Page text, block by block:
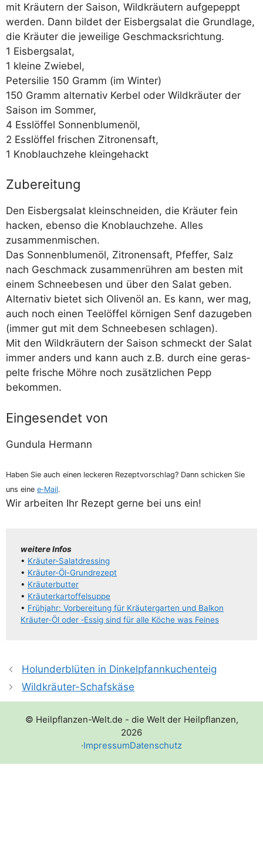
mit Kräu­tern der Sai­son, Wild­kräu­tern auf­ge­peppt
wer­den. Dann bil­det der Eis­berg­sa­lat die Grund­la­ge,
die Kräu­ter die jewei­li­ge Geschmacksrichtung.
1 Eisbergsalat,
1 klei­ne Zwiebel,
Peter­si­lie 150 Gramm (im Winter)
150 Gramm alter­na­tiv Ker­bel oder Wild­kräu­ter der
Sai­son im Sommer,
4 Ess­löf­fel Sonnenblumenöl,
2 Ess­löf­fel fri­schen Zitronensaft,
1 Knob­lauch­ze­he kleingehackt
Zubereitung
Den Eis­berg­sa­lat klein­schnei­den, die Kräu­ter fein
hacken, eben­so die Knob­lauch­ze­he. Alles
zusammenmischen.
Das Son­nen­blu­men­öl, Zitro­nen­saft, Pfef­fer, Salz
nach Geschmack zusam­men­rüh­ren am bes­ten mit
einem Schnee­be­sen und über den Salat geben.
Alter­na­tiv bie­tet sich Oli­ven­öl an. Es kann, wer mag,
auch noch einen Tee­löf­fel kör­ni­gen Senf dazu­ge­ben
(immer gut mit dem Schnee­be­sen schlagen).
Mit den Wild­kräu­tern der Sai­son schmeckt der Salat
immer anders und kann auch z.B. durch eine geras­
pel­te fri­sche Möh­re noch zusätz­li­chen Pepp
bekommen.
Eingesendet von
Gun­du­la Hermann
Haben Sie auch einen lecke­ren Rezept­vor­schlag? Dann schi­cken Sie
uns eine e‑Mail.
Wir arbei­ten Ihr Rezept ger­ne bei uns ein!
wei­te­re Infos
• Kräu­­ter-Sala­t­­dres­­sing
• Kräu­­ter-Öl-Grun­d­­re­­zept
• Kräu­ter­but­ter
• Kräu­ter­kar­tof­fel­sup­pe
• Früh­jahr: Vor­be­rei­tung für Kräu­ter­gar­ten und Balkon
Kräu­­ter-Öl oder ‑Essig sind für alle Köche was Feines
Holunderblüten in Dinkelpfannkuchenteig
Wildkräuter-Schafskäse
© Heilpflanzen-Welt.de - die Welt der Heilpflanzen,
2026
·ImpressumDatenschutz